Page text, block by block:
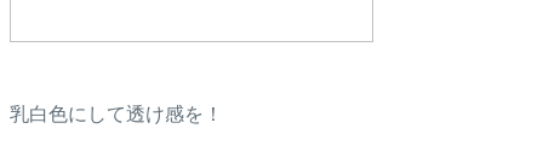
乳白色にして透け感を！